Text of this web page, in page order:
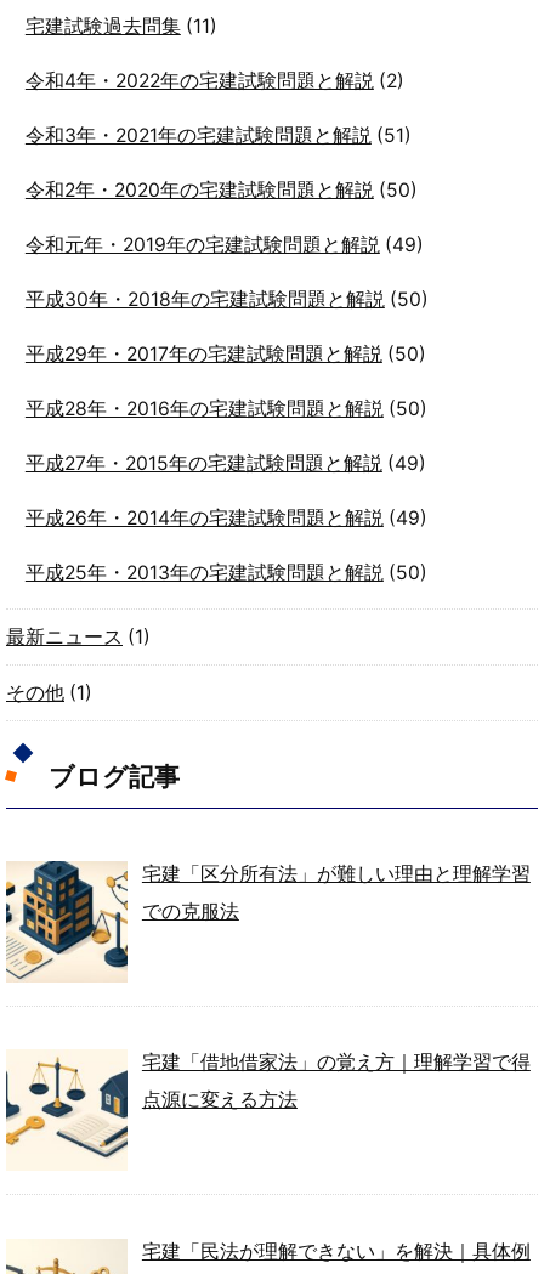
宅建試験過去問集(11)
令和4年・2022年の宅建試験問題と解説(2)
令和3年・2021年の宅建試験問題と解説(51)
令和2年・2020年の宅建試験問題と解説(50)
令和元年・2019年の宅建試験問題と解説(49)
平成30年・2018年の宅建試験問題と解説(50)
平成29年・2017年の宅建試験問題と解説(50)
平成28年・2016年の宅建試験問題と解説(50)
平成27年・2015年の宅建試験問題と解説(49)
平成26年・2014年の宅建試験問題と解説(49)
平成25年・2013年の宅建試験問題と解説(50)
最新ニュース (1)
その他 (1)
ブログ記事
宅建「区分所有法」が難しい理由と理解学習
での克服法
宅建「借地借家法」の覚え方｜理解学習で得
点源に変える方法
宅建「民法が理解できない」を解決｜具体例